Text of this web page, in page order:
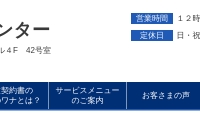
ター
４F 42号室
営業時間 １２
定休日 日・
約書の
ナとは？
サービスメニュー
のご案内
お客さまの声